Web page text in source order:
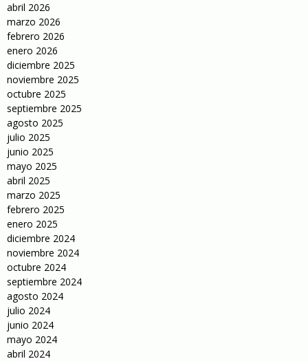
abril 2026
marzo 2026
febrero 2026
enero 2026
diciembre 2025
noviembre 2025
octubre 2025
septiembre 2025
agosto 2025
julio 2025
junio 2025
mayo 2025
abril 2025
marzo 2025
febrero 2025
enero 2025
diciembre 2024
noviembre 2024
octubre 2024
septiembre 2024
agosto 2024
julio 2024
junio 2024
mayo 2024
abril 2024